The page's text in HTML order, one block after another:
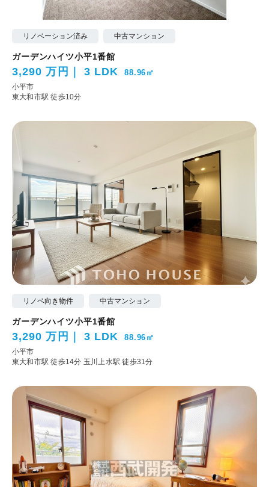
リノベーション済み 中古マンション
ガーデンハイツ小平1番館
3,290 万円 3 LDK 88.96㎡
小平市
東大和市駅 徒歩10分
リノベ向き物件 中古マンション
ガーデンハイツ小平1番館
3,290 万円 3 LDK 88.96㎡
小平市
東大和市駅 徒歩14分 玉川上水駅 徒歩31分